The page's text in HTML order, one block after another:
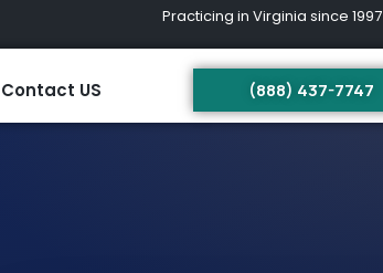
Practicing in Virginia since 1997
Contact US (888) 437-7747